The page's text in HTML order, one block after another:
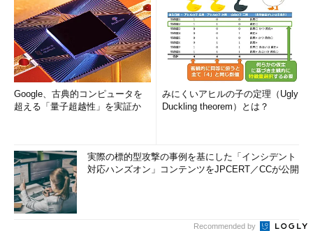
Google、古典的コンピュータを
超える「量子超越性」を実証か
みにくいアヒルの子の定理（Ugly
Duckling theorem）とは？
実際の標的型攻撃の事例を基にした「インシデント
対応ハンズオン」コンテンツをJPCERT／CCが公開
Recommended by